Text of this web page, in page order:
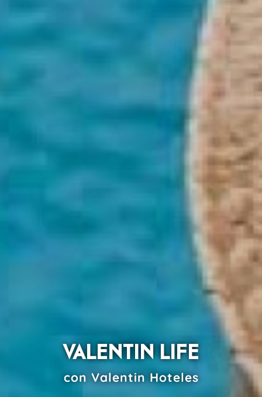
VALENTIN LIFE
con Valentin Hoteles